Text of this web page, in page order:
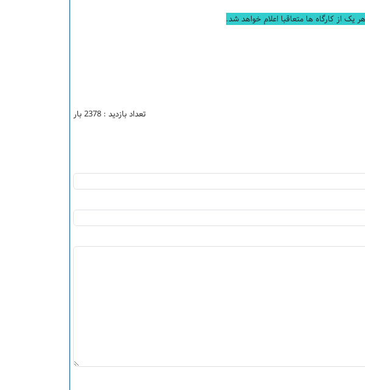
از کارگاه ها متعاقبا اعلام خواهد شد.
تعداد بازدید : 2378 بار